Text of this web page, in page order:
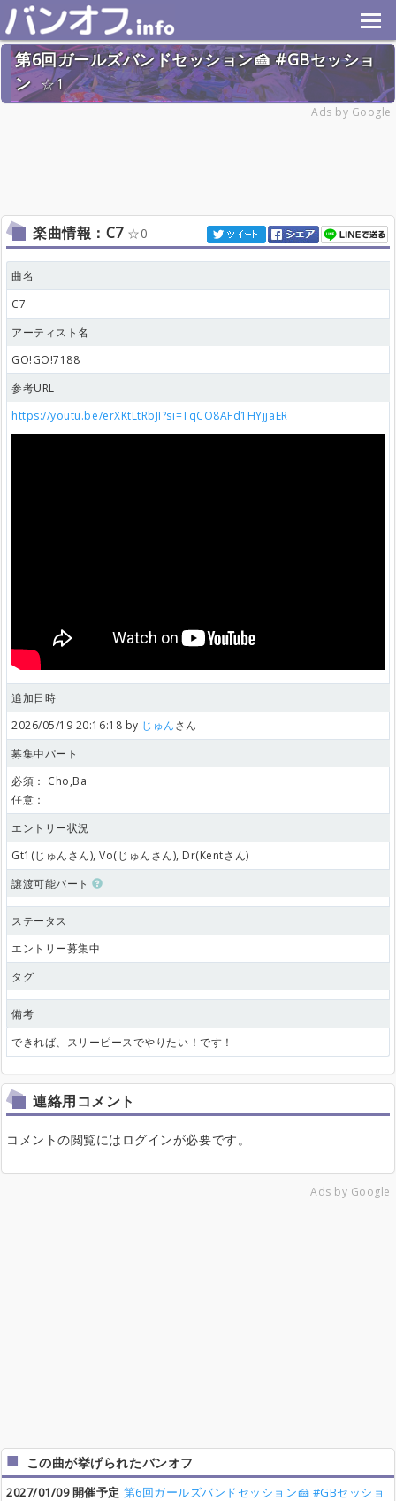
第6回ガールズバンドセッション🍰 #GBセッショ
ン
1
Ads by Google
楽曲情報：C7 0
曲名
C7
アーティスト名
GO!GO!7188
参考URL
https://youtu.be/erXKtLtRbJI?si=TqCO8AFd1HYjjaER
追加日時
2026/05/19 20:16:18 by じゅんさん
募集中パート
必須： Cho,Ba
任意：
エントリー状況
Gt1(じゅんさん), Vo(じゅんさん), Dr(Kentさん)
譲渡可能パート
ステータス
エントリー募集中
タグ
備考
できれば、スリーピースでやりたい！です！
連絡用コメント
コメントの閲覧にはログインが必要です。
Ads by Google
この曲が挙げられたバンオフ
2027/01/09 開催予定 第6回ガールズバンドセッション🍰 #GBセッショ